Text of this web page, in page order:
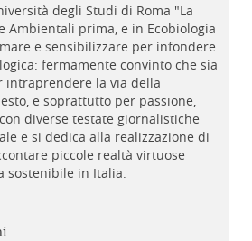
degli Studi di Roma "La
Ambientali prima, e in Ecobiologia
e sensibilizzare per infondere
fermamente convinto che sia
intraprendere la via della
e soprattutto per passione,
diverse testate giornalistiche
e si dedica alla realizzazione di
piccole realtà virtuose
sostenibile in Italia.